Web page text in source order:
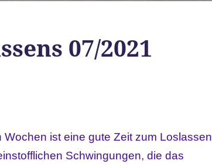
07/2021
ist eine gute Zeit zum Loslassen
Schwingungen, die das